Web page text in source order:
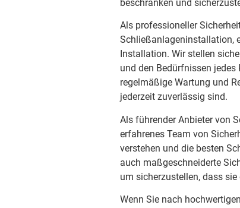
beschränken und
Als professioneller
Schließanlageninstallation,
Installation. Wir stellen
und den Bedürfnissen
regelmäßige Wartung und
jederzeit zuverlässig sind.
Als führender Anbieter von
erfahrenes Team von
verstehen und die besten
auch maßgeschneiderte
um sicherzustellen, dass
Wenn Sie nach